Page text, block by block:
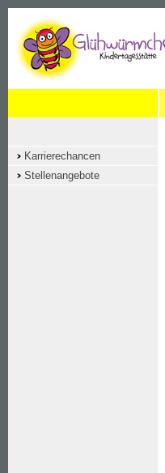
Karrierechancen
Stellenangebote